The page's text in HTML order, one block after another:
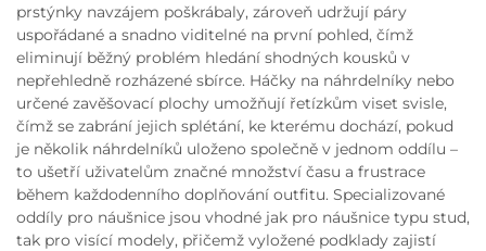
prstýnky navzájem poškrábaly, zároveň udržují páry
uspořádané a snadno viditelné na první pohled, čímž
eliminují běžný problém hledání shodných kousků v
nepřehledně rozházené sbírce. Háčky na náhrdelníky nebo
určené zavěšovací plochy umožňují řetízkům viset svisle,
čímž se zabrání jejich splétání, ke kterému dochází, pokud
je několik náhrdelníků uloženo společně v jednom oddílu –
to ušetří uživatelům značné množství času a frustrace
během každodenního doplňování outfitu. Specializované
oddíly pro náušnice jsou vhodné jak pro náušnice typu stud,
tak pro visící modely, přičemž vyložené podklady zajistí